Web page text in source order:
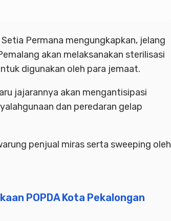
Permana mengungkapkan, jelang
akan melaksanakan sterilisasi
digunakan oleh para jemaat.
jajarannya akan mengantisipasi
dan peredaran gelap
penjual miras serta sweeping oleh
POPDA Kota Pekalongan